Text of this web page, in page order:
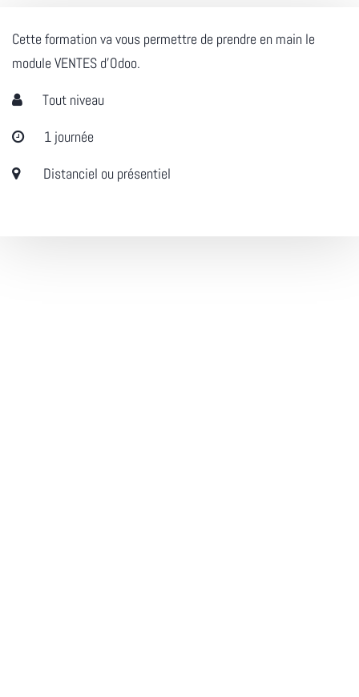
Cette formation va vous permettre de prendre en main le
module VENTES d'Odoo.
Tout niveau
1 journée
Distanciel ou présentiel